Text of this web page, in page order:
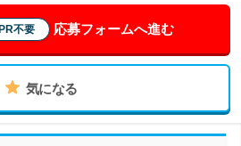
不要 応募フォームへ進む
気になる